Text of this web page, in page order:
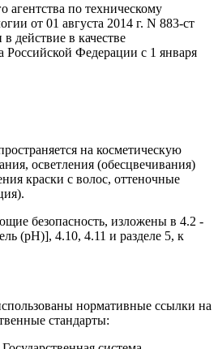
агентства по техническому
от 01 августа 2014 г. N 883-ст
действие в качестве
Российской Федерации с 1 января
на косметическую
осветления (обесцвечивания)
краски с волос, оттеночные
безопасность, изложены в 4.2 -
(рН)], 4.10, 4.11 и разделе 5, к
нормативные ссылки на
стандарты: